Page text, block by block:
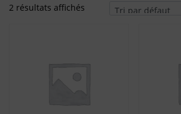
2 résultats affichés